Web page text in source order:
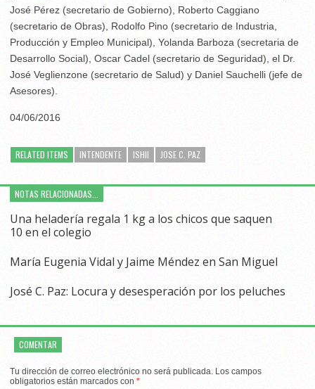
José Pérez (secretario de Gobierno), Roberto Caggiano
(secretario de Obras), Rodolfo Pino (secretario de Industria,
Producción y Empleo Municipal), Yolanda Barboza (secretaria de
Desarrollo Social), Oscar Cadel (secretario de Seguridad), el Dr.
José Veglienzone (secretario de Salud) y Daniel Sauchelli (jefe de
Asesores).
04/06/2016
RELATED ITEMS INTENDENTE ISHII JOSE C. PAZ
NOTAS RELACIONADAS...
Una heladería regala 1 kg a los chicos que saquen
10 en el colegio
María Eugenia Vidal y Jaime Méndez en San Miguel
José C. Paz: Locura y desesperación por los peluches
COMENTAR
Tu dirección de correo electrónico no será publicada. Los campos
obligatorios están marcados con *